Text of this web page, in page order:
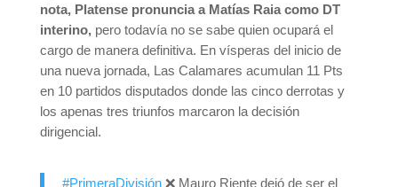
nota, Platense pronuncia a Matías Raia como DT
interino,pero todavía no se sabe quien ocupará el
cargo de manera definitiva. En vísperas del inicio de
una nueva jornada, Las Calamares acumulan 11 Pts
en 10 partidos disputados donde las cinco derrotas y
los apenas tres triunfos marcaron la decisión
dirigencial.
#PrimeraDivisión❌ Mauro Riente dejó de ser el